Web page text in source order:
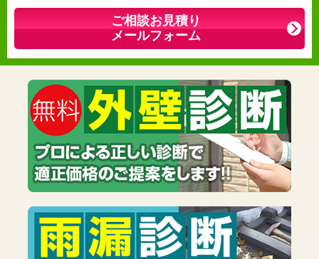
ご相談お見積り
メールフォーム